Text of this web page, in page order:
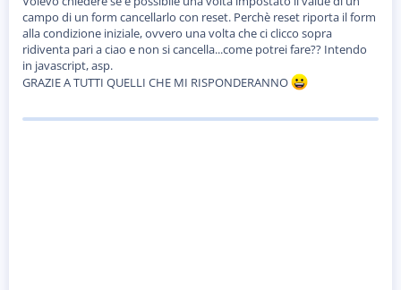
o
n
e
campo di un form cancellarlo con reset. Perchè reset riporta il form
alla condizione iniziale, ovvero una volta che ci clicco sopra
ridiventa pari a ciao e non si cancella...come potrei fare?? Intendo
in javascript, asp.
GRAZIE A TUTTI QUELLI CHE MI RISPONDERANNO